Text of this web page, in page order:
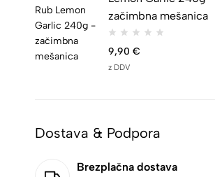
začimbna mešanica
9,90 €
z DDV
Dostava & Podpora
Brezplačna dostava